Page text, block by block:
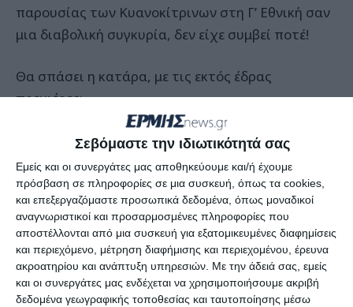
Σεβόμαστε την ιδιωτικότητά σας
Εμείς και οι συνεργάτες μας αποθηκεύουμε και/ή έχουμε
πρόσβαση σε πληροφορίες σε μια συσκευή, όπως τα cookies,
και επεξεργαζόμαστε προσωπικά δεδομένα, όπως μοναδικοί
αναγνωριστικοί και προσαρμοσμένες πληροφορίες που
αποστέλλονται από μια συσκευή για εξατομικευμένες διαφημίσεις
και περιεχόμενο, μέτρηση διαφήμισης και περιεχομένου, έρευνα
ακροατηρίου και ανάπτυξη υπηρεσιών. Με την άδειά σας, εμείς
και οι συνεργάτες μας ενδέχεται να χρησιμοποιήσουμε ακριβή
δεδομένα γεωγραφικής τοποθεσίας και ταυτοποίησης μέσω
παρουσίας των Κυανοκίτρινων στη Γ’ Εθνική σαν
μια διαβολική συγκυρία, δεν είχε συμβεί ποτέ!
Θα σπάσει η κατάρα, με τις εκτός έδρας
πρεμιέρες;
Θυμίζουμε ότι επί Καπανδρίτη, η ομάδα είχε
παίξει τον πρώτο της ιστορικό αγώνα στη Γ’
Εθνική στη Ριζούπολη και κόντρα στον Απόλλωνα
Αθηνών, χάνοντας 0-2. Δύο χρόνια μετά, ο ΑΠΣ
ταξίδεψε στην Δράμα όπου ηττήθηκε από την
ιστορική Δόξα επίσης με 0-2. Μια από τα ίδια
συνέβη και την επόμενη χρονιά στην Κόρινθο,
όπου το συγκρότημα του Ισθμού είχε επικρατήσει